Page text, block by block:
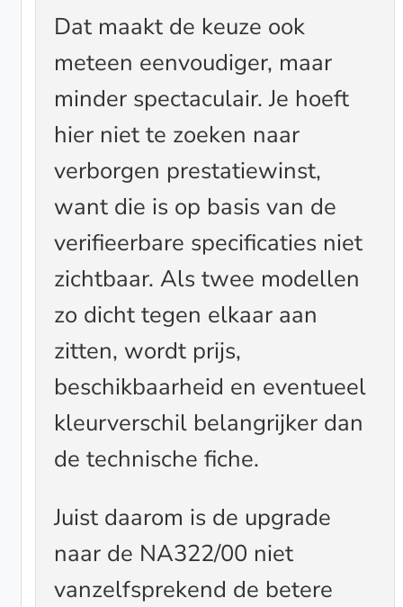
Dat maakt de keuze ook
meteen eenvoudiger, maar
minder spectaculair. Je hoeft
hier niet te zoeken naar
verborgen prestatiewinst,
want die is op basis van de
verifieerbare specificaties niet
zichtbaar. Als twee modellen
zo dicht tegen elkaar aan
zitten, wordt prijs,
beschikbaarheid en eventueel
kleurverschil belangrijker dan
de technische fiche.
Juist daarom is de upgrade
naar de NA322/00 niet
vanzelfsprekend de betere